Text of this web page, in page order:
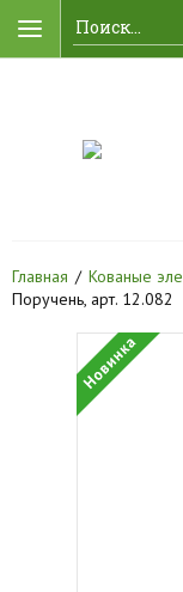
Главная Кованые
Поручень, арт. 12.082